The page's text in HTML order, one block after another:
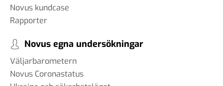
Novus kundcase
Rapporter
Novus egna undersökningar
Väljarbarometern
Novus Coronastatus